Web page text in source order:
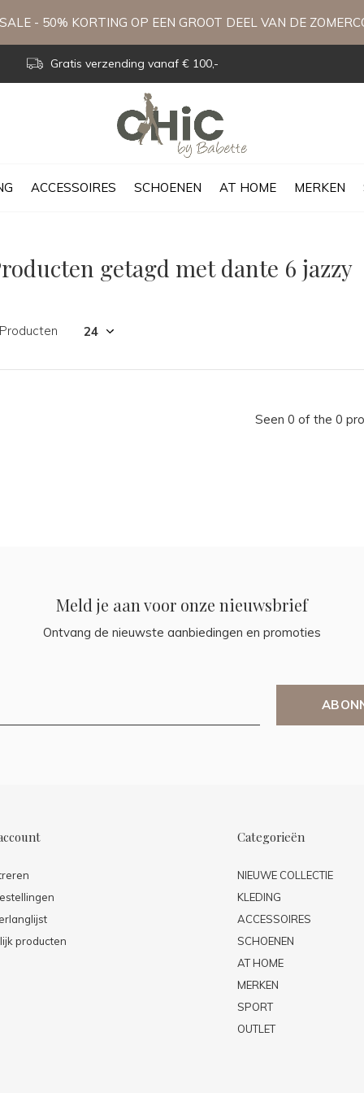
ACCESSOIRES SCHOENEN AT HOME MERKEN
Gratis verzending vanaf € 100,-
- 50% KORTING OP EEN GROOT DEEL VAN DE
getagd met dante 6 jazzy
Seen 0 of the 0
Meld je aan voor onze nieuwsbrief
Ontvang de nieuwste aanbiedingen en promoties
producten
Categorieën
NIEUWE COLLECTIE
KLEDING
ACCESSOIRES
SCHOENEN
AT HOME
MERKEN
SPORT
OUTLET